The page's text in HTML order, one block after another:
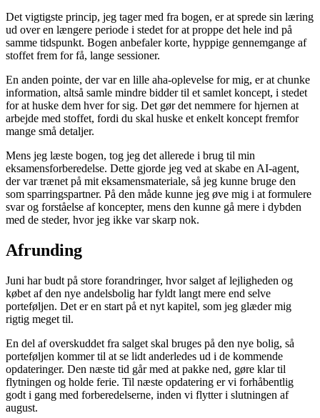
Det vigtigste princip, jeg tager med fra bogen, er at sprede sin læring
ud over en længere periode i stedet for at proppe det hele ind på
samme tidspunkt. Bogen anbefaler korte, hyppige gennemgange af
stoffet frem for få, lange sessioner.
En anden pointe, der var en lille aha-oplevelse for mig, er at chunke
information, altså samle mindre bidder til et samlet koncept, i stedet
for at huske dem hver for sig. Det gør det nemmere for hjernen at
arbejde med stoffet, fordi du skal huske et enkelt koncept fremfor
mange små detaljer.
Mens jeg læste bogen, tog jeg det allerede i brug til min
eksamensforberedelse. Dette gjorde jeg ved at skabe en AI-agent,
der var trænet på mit eksamensmateriale, så jeg kunne bruge den
som sparringspartner. På den måde kunne jeg øve mig i at formulere
svar og forståelse af koncepter, mens den kunne gå mere i dybden
med de steder, hvor jeg ikke var skarp nok.
Afrunding
Juni har budt på store forandringer, hvor salget af lejligheden og
købet af den nye andelsbolig har fyldt langt mere end selve
porteføljen. Det er en start på et nyt kapitel, som jeg glæder mig
rigtig meget til.
En del af overskuddet fra salget skal bruges på den nye bolig, så
porteføljen kommer til at se lidt anderledes ud i de kommende
opdateringer. Den næste tid går med at pakke ned, gøre klar til
flytningen og holde ferie. Til næste opdatering er vi forhåbentlig
godt i gang med forberedelserne, inden vi flytter i slutningen af
august.